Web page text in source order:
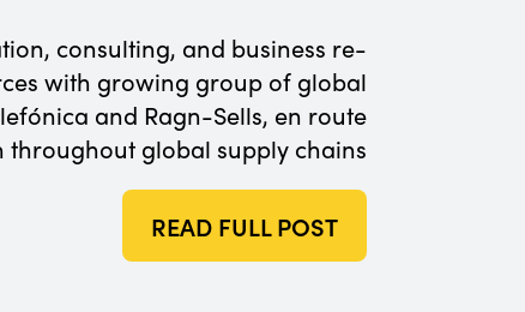
consulting, and business re-
with growing group of global
and Ragn-Sells, en route
global supply chains.
READ FULL POST